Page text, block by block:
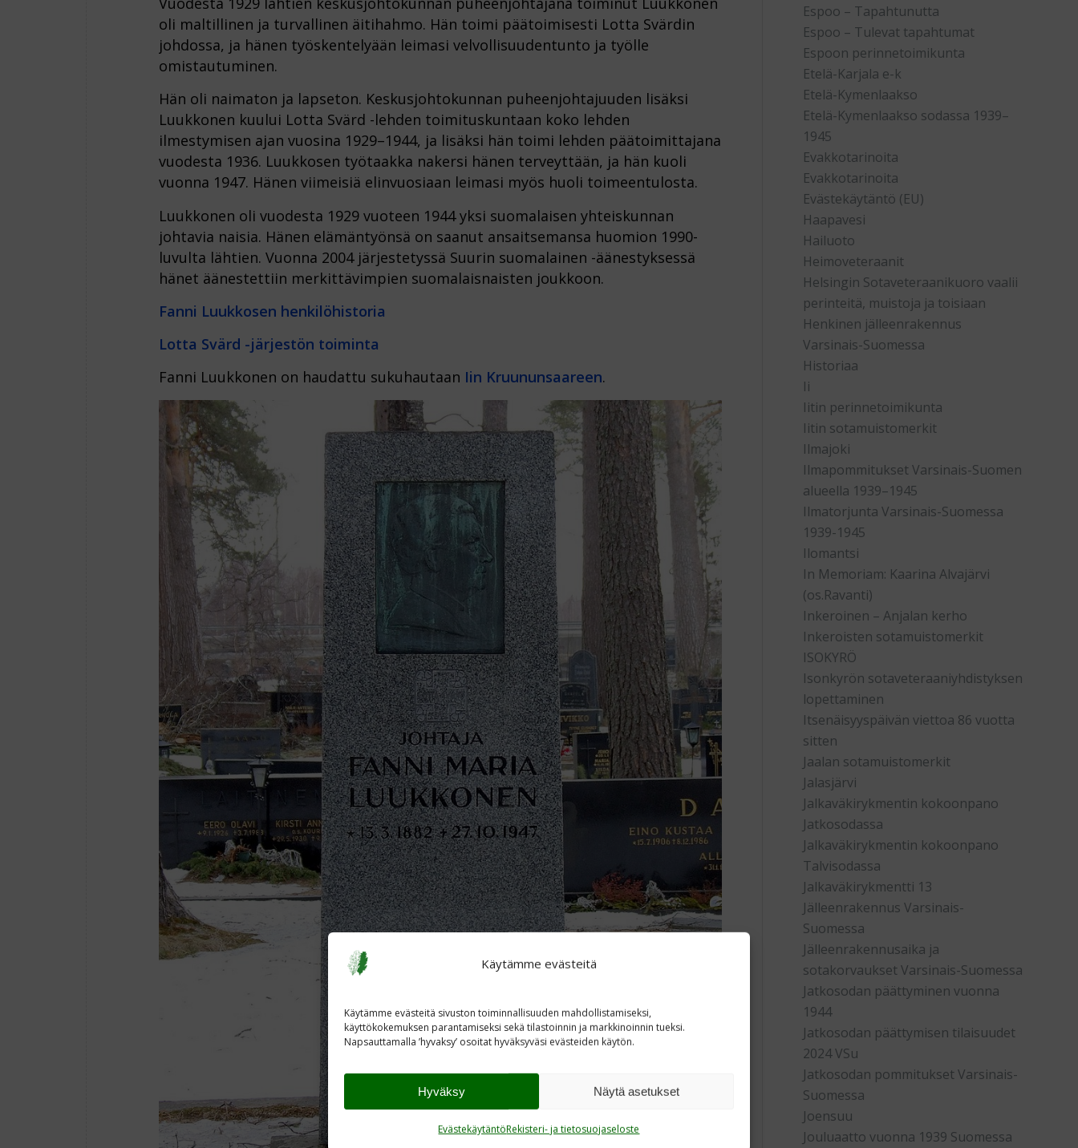
Käytämme evästeitä
Käytämme evästeitä sivuston toiminnallisuuden mahdollistamiseksi,
käyttökokemuksen parantamiseksi sekä tilastoinnin ja markkinoinnin tueksi.
Napsauttamalla ’hyvaksy’ osoitat hyväksyväsi evästeiden käytön.
Hyväksy Näytä asetukset
EvästekäytäntöRekisteri- ja tietosuojaseloste
oli maltillinen ja turvallinen äitihahmo. Hän toimi päätoimisesti Lotta Svärdin
johdossa, ja hänen työskentelyään leimasi velvollisuudentunto ja työlle
omistautuminen.
Hän oli naimaton ja lapseton. Keskusjohtokunnan puheenjohtajuuden lisäksi
Luukkonen kuului Lotta Svärd -lehden toimituskuntaan koko lehden
ilmestymisen ajan vuosina 1929–1944, ja lisäksi hän toimi lehden päätoimittajana
vuodesta 1936. Luukkosen työtaakka nakersi hänen terveyttään, ja hän kuoli
vuonna 1947. Hänen viimeisiä elinvuosiaan leimasi myös huoli toimeentulosta.
Luukkonen oli vuodesta 1929 vuoteen 1944 yksi suomalaisen yhteiskunnan
johtavia naisia. Hänen elämäntyönsä on saanut ansaitsemansa huomion 1990-
luvulta lähtien. Vuonna 2004 järjestetyssä Suurin suomalainen -äänestyksessä
hänet äänestettiin merkittävimpien suomalaisnaisten joukkoon.
Fanni Luukkosen henkilöhistoria
Lotta Svärd -järjestön toiminta
Fanni Luukkonen on haudattu sukuhautaan Iin Kruununsaareen.
Espoo – Tapahtunutta
Espoo – Tulevat tapahtumat
Espoon perinnetoimikunta
Etelä-Karjala e-k
Etelä-Kymenlaakso
Etelä-Kymenlaakso sodassa 1939–
1945
Evakkotarinoita
Evakkotarinoita
Evästekäytäntö (EU)
Haapavesi
Hailuoto
Heimoveteraanit
Helsingin Sotaveteraanikuoro vaalii
perinteitä, muistoja ja toisiaan
Henkinen jälleenrakennus
Varsinais-Suomessa
Historiaa
Ii
Iitin perinnetoimikunta
Iitin sotamuistomerkit
Ilmajoki
Ilmapommitukset Varsinais-Suomen
alueella 1939–1945
Ilmatorjunta Varsinais-Suomessa
1939-1945
Ilomantsi
In Memoriam: Kaarina Alvajärvi
(os.Ravanti)
Inkeroinen – Anjalan kerho
Inkeroisten sotamuistomerkit
ISOKYRÖ
Isonkyrön sotaveteraaniyhdistyksen
lopettaminen
Itsenäisyyspäivän viettoa 86 vuotta
sitten
Jaalan sotamuistomerkit
Jalasjärvi
Jalkaväkirykmentin kokoonpano
Jatkosodassa
Jalkaväkirykmentin kokoonpano
Talvisodassa
Jalkaväkirykmentti 13
Jälleenrakennus Varsinais-
Suomessa
Jälleenrakennusaika ja
sotakorvaukset Varsinais-Suomessa
Jatkosodan päättyminen vuonna
1944
Jatkosodan päättymisen tilaisuudet
2024 VSu
Jatkosodan pommitukset Varsinais-
Suomessa
Joensuu
Jouluaatto vuonna 1939 Suomessa